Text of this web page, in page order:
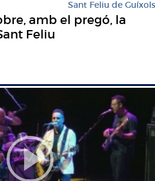
Sant Feliu de Guíxols
amb el pregó, la
Feliu